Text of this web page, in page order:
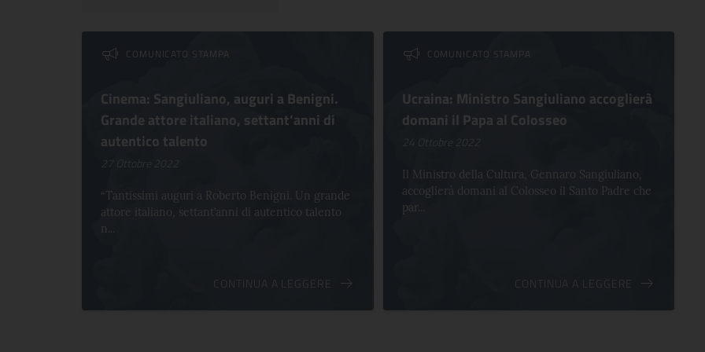
Lista dei comunicati
COMUNICATO STAMPA
Cinema: Sangiuliano, auguri a Benigni.
Grande attore italiano, settant’anni di
autentico talento
27 Ottobre 2022
“Tantissimi auguri a Roberto Benigni. Un grande
attore italiano, settant’anni di autentico talento
n...
CONTINUA A LEGGERE
COMUNICATO STAMPA
Ucraina: Ministro Sangiuliano accoglierà
domani il Papa al Colosseo
Il Ministro della Cultura, Gennaro Sangiuliano,
accoglierà domani al Colosseo il Santo Padre che
par...
CONTINUA A LEGGERE